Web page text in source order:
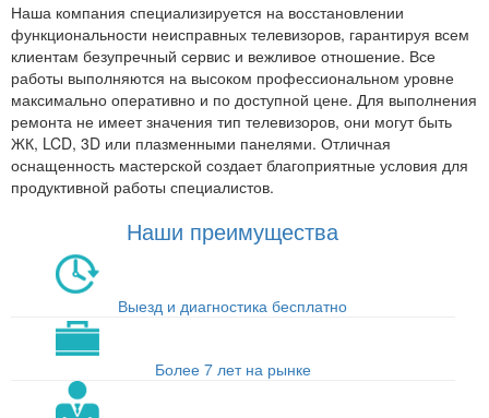
Наша компания специализируется на восстановлении
функциональности неисправных телевизоров, гарантируя всем
клиентам безупречный сервис и вежливое отношение. Все
работы выполняются на высоком профессиональном уровне
максимально оперативно и по доступной цене. Для выполнения
ремонта не имеет значения тип телевизоров, они могут быть
ЖК, LCD, 3D или плазменными панелями. Отличная
оснащенность мастерской создает благоприятные условия для
продуктивной работы специалистов.
Наши преимущества
Выезд и диагностика бесплатно
Более 7 лет на рынке